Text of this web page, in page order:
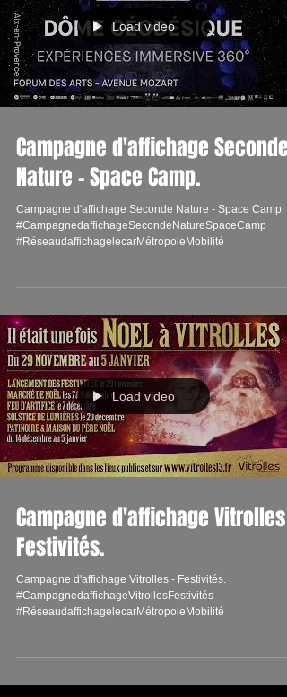
Load video
Campagne d'affichage Seconde
Nature - Space Camp.
Campagne d'affichage Seconde Nature - Space Camp.
#CampagnedaffichageSecondeNatureSpaceCamp
#RéseaudaffichagelecarMétropoleMobilité
Load video
Campagne d'affichage Vitrolles -
Festivités.
Campagne d'affichage Vitrolles - Festivités.
#CampagnedaffichageVitrollesFestivités
#RéseaudaffichagelecarMétropoleMobilité